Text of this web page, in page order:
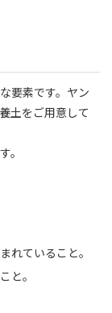
要素です。ヤン
土をご用意して
。
れていること。
と。